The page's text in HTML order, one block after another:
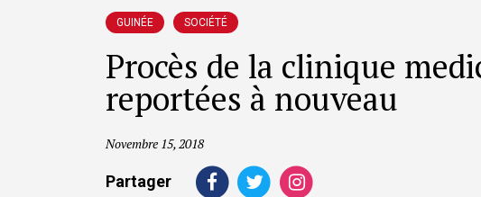
GUINÉE SOCIÉTÉ
Procès de la clinique
reportées à nouveau
Novembre 15, 2018
Partager